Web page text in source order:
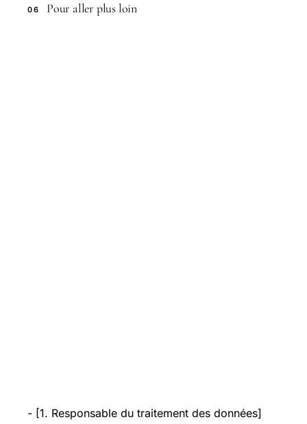
06 Pour aller plus loin
- [1. Responsable du traitement des données]